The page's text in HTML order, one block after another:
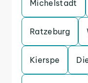
Michelstadt
Ratzeburg
Kierspe